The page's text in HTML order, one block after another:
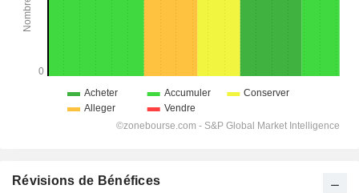
Révisions de Bénéfices